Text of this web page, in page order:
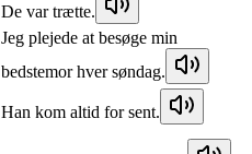
De var trætte.
Jeg plejede at besøge min
bedstemor hver søndag.
Han kom altid for sent.